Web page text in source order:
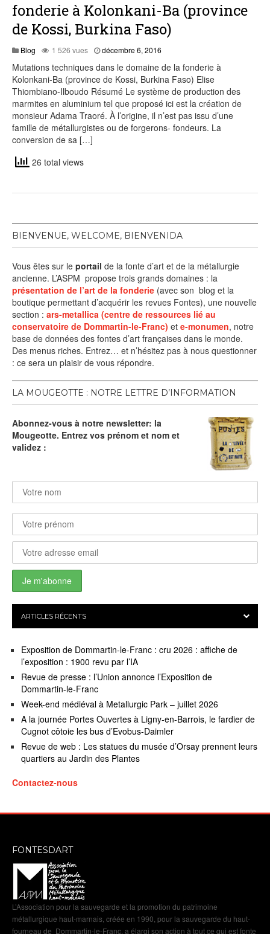
fonderie à Kolonkani-Ba (province
de Kossi, Burkina Faso)
Blog 1 526 vues décembre 6, 2016
2016
Mutations techniques dans le domaine de la fonderie à
Kolonkani-Ba (province de Kossi, Burkina Faso) Elise
Thiombiano-Ilboudo Résumé Le système de production des
marmites en aluminium tel que proposé ici est la création de
monsieur Adama Traoré. À l’origine, il n’est pas issu d’une
famille de métallurgistes ou de forgerons- fondeurs. La
conversion de sa […]
26 total views
BIENVENUE, WELCOME, BIENVENIDA
Vous êtes sur le portail de la fonte d’art et de la métallurgie
ancienne. L’ASPM propose trois grands domaines : la
présentation de l’art de la fonderie (avec son blog et la
boutique permettant d’acquérir les revues Fontes), une nouvelle
section : ars-metallica (centre de ressources lié au
conservatoire de Dommartin-le-Franc) et e-monumen, notre
base de données des fontes d’art françaises dans le monde.
Des menus riches. Entrez… et n’hésitez pas à nous questionner
: ce sera un plaisir de vous répondre.
LA MOUGEOTTE : NOTRE LETTRE D’INFORMATION
Abonnez-vous à notre newsletter: la
Mougeotte. Entrez vos prénom et nom et
validez :
ARTICLES RÉCENTS
Exposition de Dommartin-le-Franc : cru 2026 : affiche de
l’exposition : 1900 revu par l’IA
Revue de presse : l’Union annonce l’Exposition de
Dommartin-le-Franc
Week-end médiéval à Metallurgic Park – juillet 2026
A la journée Portes Ouvertes à Ligny-en-Barrois, le fardier de
Cugnot côtoie les bus d’Evobus-Daimler
Revue de web : Les statues du musée d’Orsay prennent leurs
quartiers au Jardin des Plantes
Contactez-nous
FONTESDART
L’Association pour la sauvegarde et la promotion du patrimoine
métallurgique haut-marnais, créée en 1990, pour la sauvegarde du haut-
fourneau de Dommartin-le-Franc, a élargi son action à tout ce qui est fonte